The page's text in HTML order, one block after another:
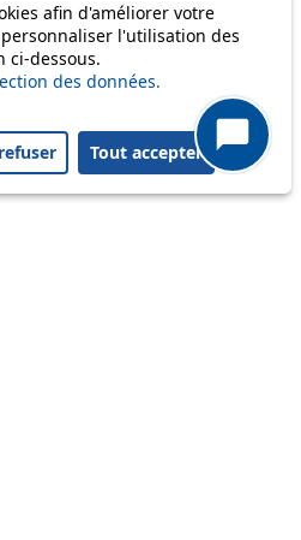
are listed above.
?
afin d'améliorer votre
l'utilisation des
ci-dessous.
des données.
Tout accepter